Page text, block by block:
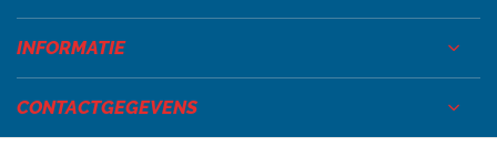
INFORMATIE
CONTACTGEGEVENS